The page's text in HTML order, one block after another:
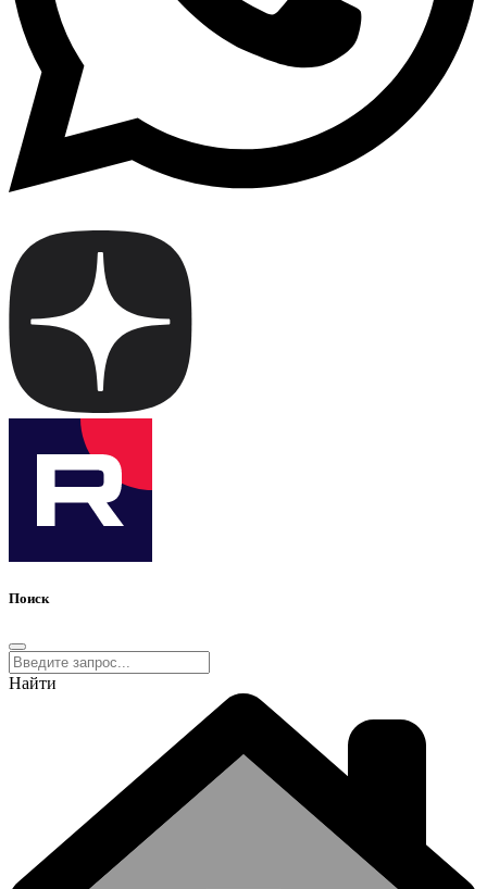
Поиск
Найти